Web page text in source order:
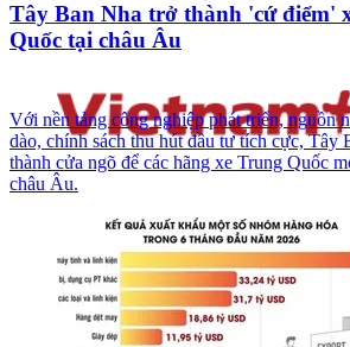
Tây Ban Nha trở thành 'cứ điểm'
Quốc tại châu Âu
Với nền tảng công nghiệp phát triển, nguồn
dào, chính sách thu hút đầu tư tích cực, Tây
thành cửa ngõ để các hãng xe Trung Quốc
châu Âu.